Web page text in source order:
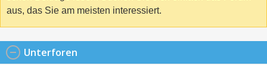
aus, das Sie am meisten interessiert.
Unterforen